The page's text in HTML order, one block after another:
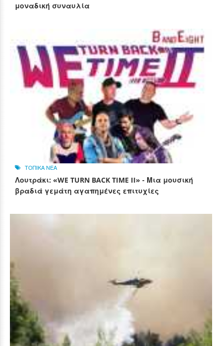
μοναδική συναυλία
ΤΟΠΙΚΑ ΝΕΑ
Λουτράκι: «WE TURN BACK TIME II» - Μια μουσική
βραδιά γεμάτη αγαπημένες επιτυχίες